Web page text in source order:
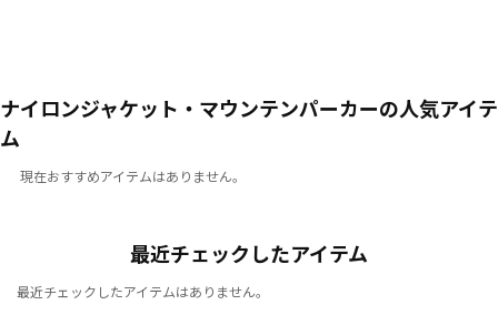
ナイロンジャケット・マウンテンパーカーの人気アイテ
ム
現在おすすめアイテムはありません。
最近チェックしたアイテム
最近チェックしたアイテムはありません。